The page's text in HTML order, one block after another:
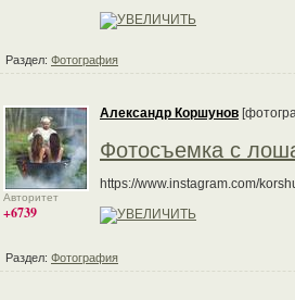
Раздел: Фотография
Авторитет
+6739
Александр Коршунов
Фотосъемка с
https://www.instagram.com/
Раздел: Фотография